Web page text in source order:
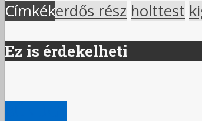
Címkékerdős rész holttest
Ez is érdekelheti